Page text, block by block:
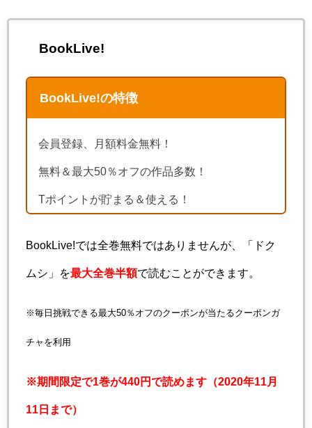
BookLive!
BookLive!の特徴
会員登録、月額料金無料！
無料＆最大50％オフの作品多数！
Tポイントが貯まる＆使える！
BookLive!では全巻無料ではありませんが、「ドク
ムシ」を最大全巻半額で読むことができます。
※毎日挑戦できる最大50％オフのクーポンが当たるクーポンガ
チャを利用
※期間限定で1巻が440円で読めます（2020年11月
11日まで）